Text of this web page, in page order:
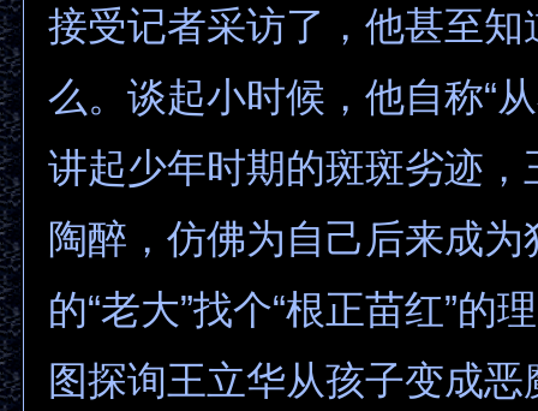
接受记者采访了，他甚至知
么。谈起小时候，他自称“
讲起少年时期的斑斑劣迹，
陶醉，仿佛为自己后来成为
的“老大”找个“根正苗红”的
图探询王立华从孩子变成